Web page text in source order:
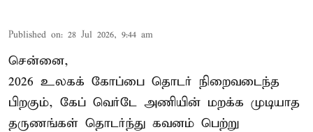
Published on: 28 Jul 2026, 9:44 am
சென்னை,
2026 உலகக் கோப்பை தொடர் நிறைவடைந்த
பிறகும், கேப் வெர்டே அணியின் மறக்க முடியாத
தருணங்கள் தொடர்ந்து கவனம் பெற்று